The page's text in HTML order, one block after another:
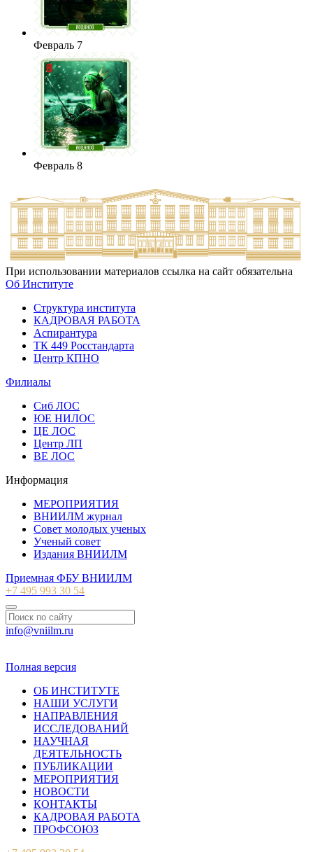
Февраль 7
Февраль 8
При использовании материалов ссылка на сайт обязательна
Об Институте
Структура института
КАДРОВАЯ РАБОТА
Аспирантура
ТК 449 Росстандарта
Центр КПНО
Филиалы
Сиб ЛОС
ЮЕ НИЛОС
ЦЕ ЛОС
Центр ЛП
ВЕ ЛОС
Информация
МЕРОПРИЯТИЯ
ВНИИЛМ журнал
Совет молодых ученых
Ученый совет
Издания ВНИИЛМ
Приемная ФБУ ВНИИЛМ
+7 495 993 30 54
info@vniilm.ru
Полная версия
ОБ ИНСТИТУТЕ
НАШИ УСЛУГИ
НАПРАВЛЕНИЯ
ИССЛЕДОВАНИЙ
НАУЧНАЯ
ДЕЯТЕЛЬНОСТЬ
ПУБЛИКАЦИИ
МЕРОПРИЯТИЯ
НОВОСТИ
КОНТАКТЫ
КАДРОВАЯ РАБОТА
ПРОФСОЮЗ